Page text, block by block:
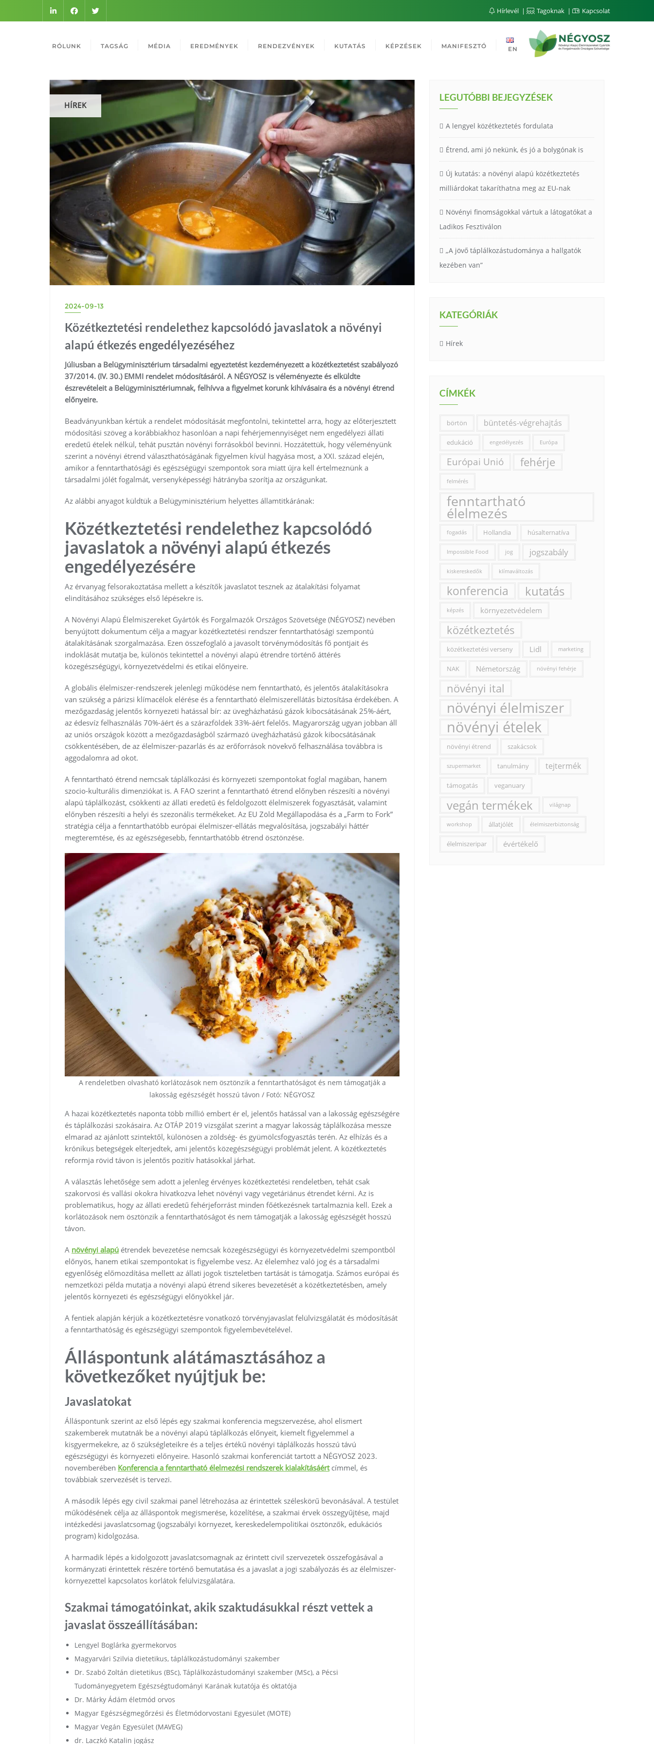
Hírlevél Tagoknak Kapcsolat
RÓLUNK TAGSÁG MÉDIA EREDMÉNYEK RENDEZVÉNYEK KUTATÁS KÉPZÉSEK MANIFESZTÓ EN
HÍREK
2024-09-13
Közétkeztetési rendelethez kapcsolódó javaslatok a növényi
alapú étkezés engedélyezéséhez
Júliusban a Belügyminisztérium társadalmi egyeztetést kezdeményezett a közétkeztetést szabályozó
37/2014. (IV. 30.) EMMI rendelet módosításáról. A NÉGYOSZ is véleményezte és elküldte
észrevételeit a Belügyminisztériumnak, felhívva a figyelmet korunk kihívásaira és a növényi étrend
előnyeire.
Beadványunkban kértük a rendelet módosítását megfontolni, tekintettel arra, hogy az előterjesztett
módosítási szöveg a korábbiakhoz hasonlóan a napi fehérjemennyiséget nem engedélyezi állati
eredetű ételek nélkül, tehát pusztán növényi forrásokból bevinni. Hozzátettük, hogy véleményünk
szerint a növényi étrend választhatóságának figyelmen kívül hagyása most, a XXI. század elején,
amikor a fenntarthatósági és egészségügyi szempontok sora miatt újra kell értelmeznünk a
társadalmi jólét fogalmát, versenyképességi hátrányba szorítja az országunkat.
Az alábbi anyagot küldtük a Belügyminisztérium helyettes államtitkárának:
Közétkeztetési rendelethez kapcsolódó
javaslatok a növényi alapú étkezés
engedélyezésére
Az érvanyag felsorakoztatása mellett a készítők javaslatot tesznek az átalakítási folyamat
elindításához szükséges első lépésekre is.
A Növényi Alapú Élelmiszereket Gyártók és Forgalmazók Országos Szövetsége (NÉGYOSZ) nevében
benyújtott dokumentum célja a magyar közétkeztetési rendszer fenntarthatósági szempontú
átalakításának szorgalmazása. Ezen összefoglaló a javasolt törvénymódosítás fő pontjait és
indoklását mutatja be, különös tekintettel a növényi alapú étrendre történő áttérés
közegészségügyi, környezetvédelmi és etikai előnyeire.
A globális élelmiszer-rendszerek jelenlegi működése nem fenntartható, és jelentős átalakításokra
van szükség a párizsi klímacélok elérése és a fenntartható élelmiszerellátás biztosítása érdekében. A
mezőgazdaság jelentős környezeti hatással bír: az üvegházhatású gázok kibocsátásának 25%-áért,
az édesvíz felhasználás 70%-áért és a szárazföldek 33%-áért felelős. Magyarország ugyan jobban áll
az uniós országok között a mezőgazdaságból származó üvegházhatású gázok kibocsátásának
csökkentésében, de az élelmiszer-pazarlás és az erőforrások növekvő felhasználása továbbra is
aggodalomra ad okot.
A fenntartható étrend nemcsak táplálkozási és környezeti szempontokat foglal magában, hanem
szocio-kulturális dimenziókat is. A FAO szerint a fenntartható étrend előnyben részesíti a növényi
alapú táplálkozást, csökkenti az állati eredetű és feldolgozott élelmiszerek fogyasztását, valamint
előnyben részesíti a helyi és szezonális termékeket. Az EU Zöld Megállapodása és a „Farm to Fork”
stratégia célja a fenntarthatóbb európai élelmiszer-ellátás megvalósítása, jogszabályi háttér
megteremtése, és az egészségesebb, fenntarthatóbb étrend ösztönzése.
A rendeletben olvasható korlátozások nem ösztönzik a fenntarthatóságot és nem támogatják a
lakosság egészségét hosszú távon / Fotó: NÉGYOSZ
A hazai közétkeztetés naponta több millió embert ér el, jelentős hatással van a lakosság egészségére
és táplálkozási szokásaira. Az OTÁP 2019 vizsgálat szerint a magyar lakosság táplálkozása messze
elmarad az ajánlott szintektől, különösen a zöldség- és gyümölcsfogyasztás terén. Az elhízás és a
krónikus betegségek elterjedtek, ami jelentős közegészségügyi problémát jelent. A közétkeztetés
reformja rövid távon is jelentős pozitív hatásokkal járhat.
A választás lehetősége sem adott a jelenleg érvényes közétkeztetési rendeletben, tehát csak
szakorvosi és vallási okokra hivatkozva lehet növényi vagy vegetáriánus étrendet kérni. Az is
problematikus, hogy az állati eredetű fehérjeforrást minden főétkezésnek tartalmaznia kell. Ezek a
korlátozások nem ösztönzik a fenntarthatóságot és nem támogatják a lakosság egészségét hosszú
távon.
A növényi alapú étrendek bevezetése nemcsak közegészségügyi és környezetvédelmi szempontból
előnyös, hanem etikai szempontokat is figyelembe vesz. Az élelemhez való jog és a társadalmi
egyenlőség előmozdítása mellett az állati jogok tiszteletben tartását is támogatja. Számos európai és
nemzetközi példa mutatja a növényi alapú étrend sikeres bevezetését a közétkeztetésben, amely
jelentős környezeti és egészségügyi előnyökkel jár.
A fentiek alapján kérjük a közétkeztetésre vonatkozó törvényjavaslat felülvizsgálatát és módosítását
a fenntarthatóság és egészségügyi szempontok figyelembevételével.
Álláspontunk alátámasztásához a
következőket nyújtjuk be:
Javaslatokat
Álláspontunk szerint az első lépés egy szakmai konferencia megszervezése, ahol elismert
szakemberek mutatnák be a növényi alapú táplálkozás előnyeit, kiemelt figyelemmel a
kisgyermekekre, az ő szükségleteikre és a teljes értékű növényi táplálkozás hosszú távú
egészségügyi és környezeti előnyeire. Hasonló szakmai konferenciát tartott a NÉGYOSZ 2023.
novemberében Konferencia a fenntartható élelmezési rendszerek kialakításáértcímmel, és
továbbiak szervezését is tervezi.
A második lépés egy civil szakmai panel létrehozása az érintettek széleskörű bevonásával. A testület
működésének célja az álláspontok megismerése, közelítése, a szakmai érvek összegyűjtése, majd
intézkedési javaslatcsomag (jogszabályi környezet, kereskedelempolitikai ösztönzők, edukációs
program) kidolgozása.
A harmadik lépés a kidolgozott javaslatcsomagnak az érintett civil szervezetek összefogásával a
kormányzati érintettek részére történő bemutatása és a javaslat a jogi szabályozás és az élelmiszer-
környezettel kapcsolatos korlátok felülvizsgálatára.
Szakmai támogatóinkat, akik szaktudásukkal részt vettek a
javaslat összeállításában:
Lengyel Boglárka gyermekorvos
Magyarvári Szilvia dietetikus, táplálkozástudományi szakember
Dr. Szabó Zoltán dietetikus (BSc), Táplálkozástudományi szakember (MSc), a Pécsi
Tudományegyetem Egészségtudományi Karának kutatója és oktatója
Dr. Márky Ádám életmód orvos
Magyar Egészségmegőrzési és Életmódorvostani Egyesület (MOTE)
Magyar Vegán Egyesület (MAVEG)
dr. Laczkó Katalin jogász
LEGUTÓBBI BEJEGYZÉSEK
A lengyel közétkeztetés fordulata
Étrend, ami jó nekünk, és jó a bolygónak is
Új kutatás: a növényi alapú közétkeztetés
milliárdokat takaríthatna meg az EU-nak
Növényi finomságokkal vártuk a látogatókat a
Ladikos Fesztiválon
„A jövő táplálkozástudománya a hallgatók
kezében van”
KATEGÓRIÁK
Hírek
CÍMKÉK
börtön büntetés-végrehajtás
edukáció engedélyezés Európa
Európai Unió fehérje
felmérés
fenntartható
élelmezés
fogadás Hollandia húsalternatíva
Impossible Food jog jogszabály
kiskereskedők klímaváltozás
konferencia kutatás
képzés környezetvédelem
közétkeztetés
közétkeztetési verseny Lidl marketing
NAK Németország növényi fehérje
növényi ital
növényi élelmiszer
növényi ételek
növényi étrend szakácsok
szupermarket tanulmány tejtermék
támogatás veganuary
vegán termékek világnap
workshop állatjólét élelmiszerbiztonság
élelmiszeripar évértékelő